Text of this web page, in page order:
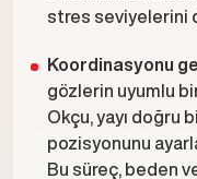
stres seviyelerini
Koordinasyonu
gözlerin uyumlu
Okçu, yayı doğru
pozisyonunu
Bu süreç, beden